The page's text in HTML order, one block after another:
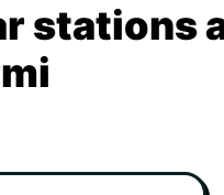
stations